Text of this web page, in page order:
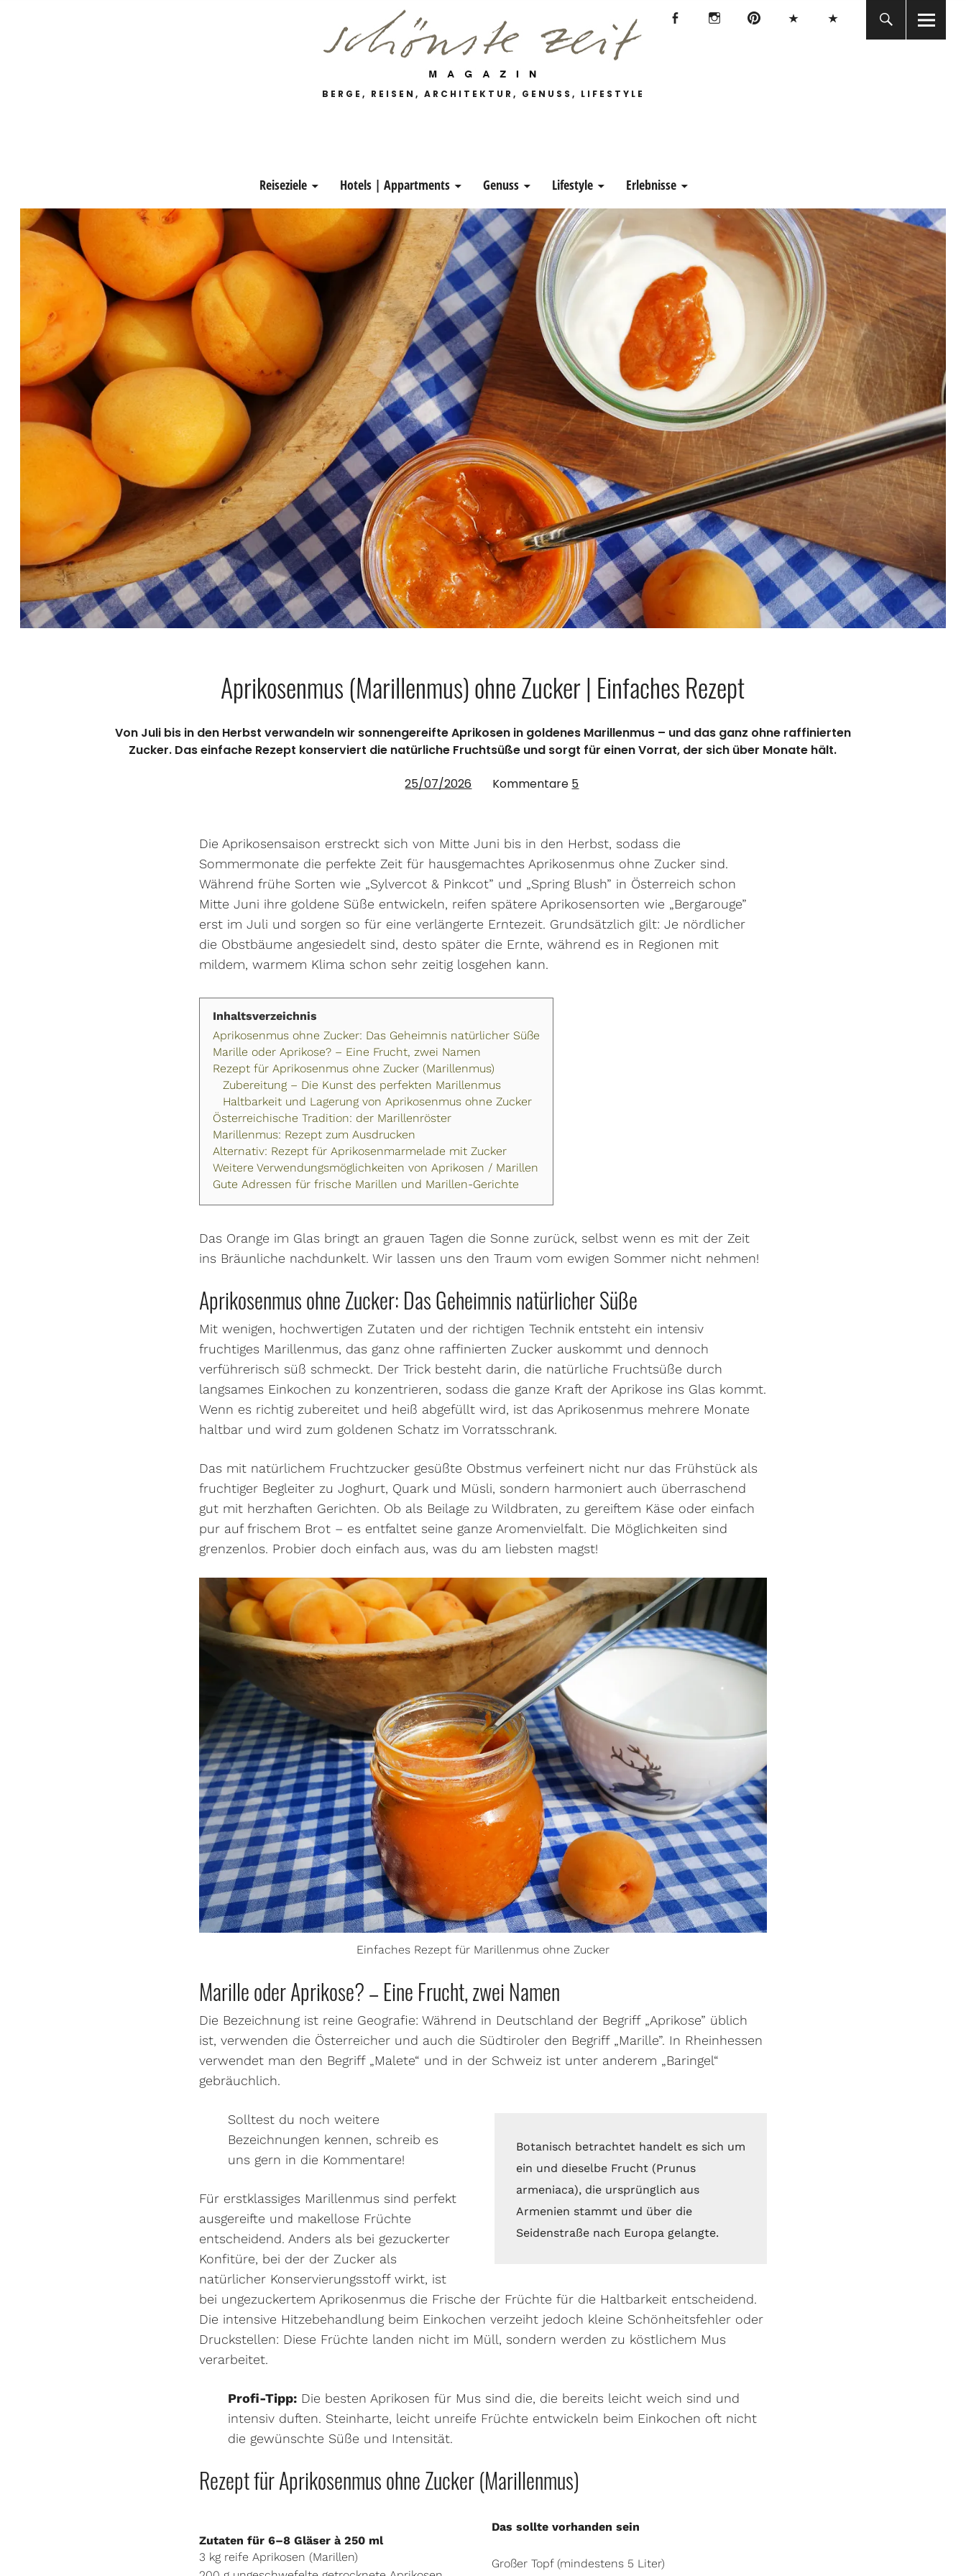
Schönste Zeit Magazin
BERGE, REISEN, ARCHITEKTUR, GENUSS, LIFESTYLE
Reiseziele Hotels | Appartments Genuss Lifestyle Erlebnisse
Aprikosenmus (Marillenmus) ohne Zucker | Einfaches Rezept
Von Juli bis in den Herbst verwandeln wir sonnengereifte Aprikosen in goldenes Marillenmus – und das ganz ohne raffinierten
Zucker. Das einfache Rezept konserviert die natürliche Fruchtsüße und sorgt für einen Vorrat, der sich über Monate hält.
25/07/2026 Kommentare 5
Die Aprikosensaison erstreckt sich von Mitte Juni bis in den Herbst, sodass die
Sommermonate die perfekte Zeit für hausgemachtes Aprikosenmus ohne Zucker sind.
Während frühe Sorten wie „Sylvercot & Pinkcot” und „Spring Blush” in Österreich schon
Mitte Juni ihre goldene Süße entwickeln, reifen spätere Aprikosensorten wie „Bergarouge”
erst im Juli und sorgen so für eine verlängerte Erntezeit. Grundsätzlich gilt: Je nördlicher
die Obstbäume angesiedelt sind, desto später die Ernte, während es in Regionen mit
mildem, warmem Klima schon sehr zeitig losgehen kann.
Inhaltsverzeichnis
Aprikosenmus ohne Zucker: Das Geheimnis natürlicher Süße
Marille oder Aprikose? – Eine Frucht, zwei Namen
Rezept für Aprikosenmus ohne Zucker (Marillenmus)
Zubereitung – Die Kunst des perfekten Marillenmus
Haltbarkeit und Lagerung von Aprikosenmus ohne Zucker
Österreichische Tradition: der Marillenröster
Marillenmus: Rezept zum Ausdrucken
Alternativ: Rezept für Aprikosenmarmelade mit Zucker
Weitere Verwendungsmöglichkeiten von Aprikosen / Marillen
Gute Adressen für frische Marillen und Marillen-Gerichte
Das Orange im Glas bringt an grauen Tagen die Sonne zurück, selbst wenn es mit der Zeit
ins Bräunliche nachdunkelt. Wir lassen uns den Traum vom ewigen Sommer nicht nehmen!
Aprikosenmus ohne Zucker: Das Geheimnis natürlicher Süße
Mit wenigen, hochwertigen Zutaten und der richtigen Technik entsteht ein intensiv
fruchtiges Marillenmus, das ganz ohne raffinierten Zucker auskommt und dennoch
verführerisch süß schmeckt. Der Trick besteht darin, die natürliche Fruchtsüße durch
langsames Einkochen zu konzentrieren, sodass die ganze Kraft der Aprikose ins Glas kommt.
Wenn es richtig zubereitet und heiß abgefüllt wird, ist das Aprikosenmus mehrere Monate
haltbar und wird zum goldenen Schatz im Vorratsschrank.
Das mit natürlichem Fruchtzucker gesüßte Obstmus verfeinert nicht nur das Frühstück als
fruchtiger Begleiter zu Joghurt, Quark und Müsli, sondern harmoniert auch überraschend
gut mit herzhaften Gerichten. Ob als Beilage zu Wildbraten, zu gereiftem Käse oder einfach
pur auf frischem Brot – es entfaltet seine ganze Aromenvielfalt. Die Möglichkeiten sind
grenzenlos. Probier doch einfach aus, was du am liebsten magst!
Einfaches Rezept für Marillenmus ohne Zucker
Marille oder Aprikose? – Eine Frucht, zwei Namen
Die Bezeichnung ist reine Geografie: Während in Deutschland der Begriff „Aprikose” üblich
ist, verwenden die Österreicher und auch die Südtiroler den Begriff „Marille”. In Rheinhessen
verwendet man den Begriff „Malete“ und in der Schweiz ist unter anderem „Baringel“
gebräuchlich.
Botanisch betrachtet handelt es sich um
ein und dieselbe Frucht (Prunus
armeniaca), die ursprünglich aus
Armenien stammt und über die
Seidenstraße nach Europa gelangte.
Solltest du noch weitere
Bezeichnungen kennen, schreib es
uns gern in die Kommentare!
Für erstklassiges Marillenmus sind perfekt
ausgereifte und makellose Früchte
entscheidend. Anders als bei gezuckerter
Konfitüre, bei der der Zucker als
natürlicher Konservierungsstoff wirkt, ist
bei ungezuckertem Aprikosenmus die Frische der Früchte für die Haltbarkeit entscheidend.
Die intensive Hitzebehandlung beim Einkochen verzeiht jedoch kleine Schönheitsfehler oder
Druckstellen: Diese Früchte landen nicht im Müll, sondern werden zu köstlichem Mus
verarbeitet.
Profi-Tipp: Die besten Aprikosen für Mus sind die, die bereits leicht weich sind und
intensiv duften. Steinharte, leicht unreife Früchte entwickeln beim Einkochen oft nicht
die gewünschte Süße und Intensität.
Rezept für Aprikosenmus ohne Zucker (Marillenmus)
Zutaten für 6–8 Gläser à 250 ml
3 kg reife Aprikosen (Marillen)
Das sollte vorhanden sein
Großer Topf (mindestens 5 Liter)